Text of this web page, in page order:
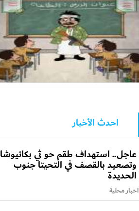
احدث الأخبار
عاجل.. استهداف طقم حو ثي بكاتيوشا
وتصعيد بالقصف في التحيتا جنوب
الحديدة
اخبار محلية